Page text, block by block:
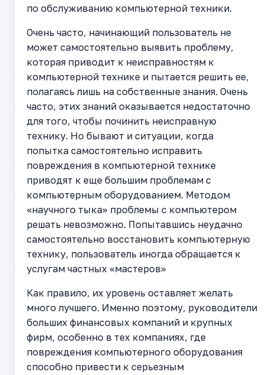
по обслуживанию компьютерной техники.
Очень часто, начинающий пользователь не
может самостоятельно выявить проблему,
которая приводит к неисправностям к
компьютерной технике и пытается решить ее,
полагаясь лишь на собственные знания. Очень
часто, этих знаний оказывается недостаточно
для того, чтобы починить неисправную
технику. Но бывают и ситуации, когда
попытка самостоятельно исправить
повреждения в компьютерной технике
приводят к еще большим проблемам с
компьютерным оборудованием. Методом
«научного тыка» проблемы с компьютером
решать невозможно. Попытавшись неудачно
самостоятельно восстановить компьютерную
технику, пользователь иногда обращается к
услугам частных «мастеров»
Как правило, их уровень оставляет желать
много лучшего. Именно поэтому, руководители
больших финансовых компаний и крупных
фирм, особенно в тех компаниях, где
повреждения компьютерного оборудования
способно привести к серьезным